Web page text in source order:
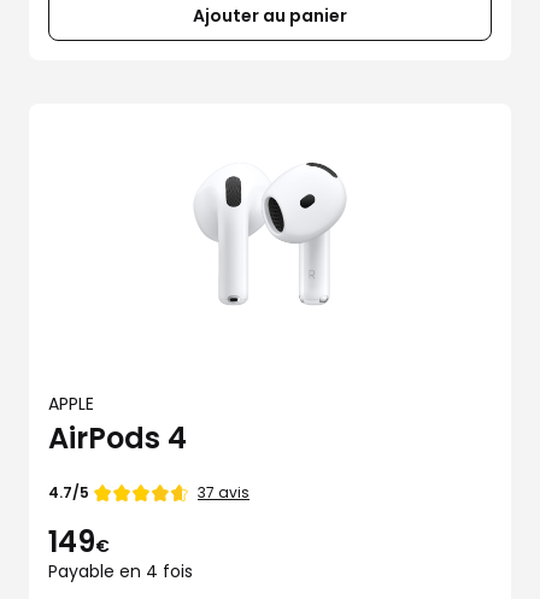
Ajouter au panier
APPLE
AirPods 4
Note
4.7/5 37 avis
149€
Payable en 4 fois